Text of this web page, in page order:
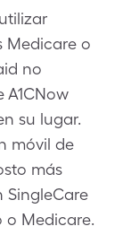
Medicare o
no
su lugar.
móvil de
más
SingleCare
o Medicare.